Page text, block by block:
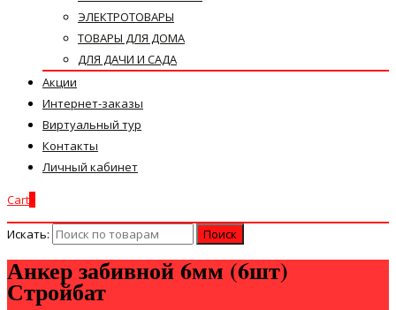
ЭЛЕКТРОТОВАРЫ
ТОВАРЫ ДЛЯ ДОМА
ДЛЯ ДАЧИ И САДА
Акции
Интернет-заказы
Виртуальный тур
Контакты
Личный кабинет
Cart
Искать:
Анкер забивной 6мм (6шт)
Стройбат